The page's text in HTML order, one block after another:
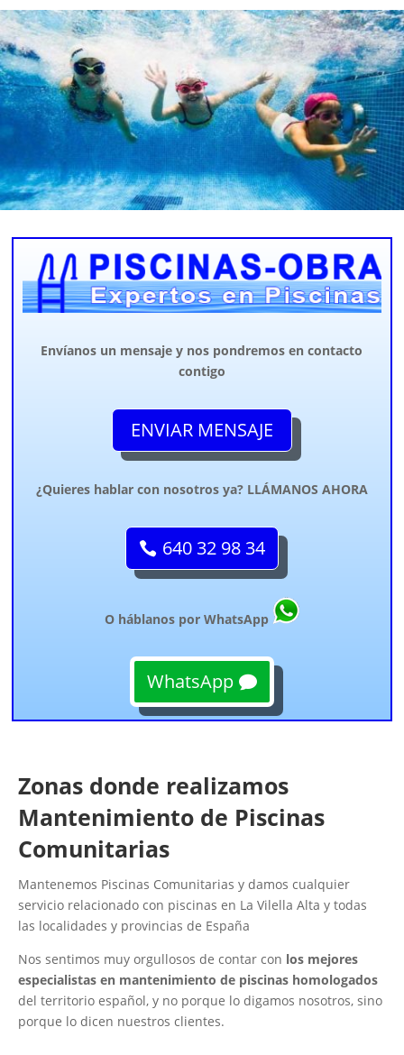
Envíanos un mensaje y nos pondremos en contacto
contigo
ENVIAR MENSAJE
¿Quieres hablar con nosotros ya? LLÁMANOS AHORA
640 32 98 34
O háblanos por WhatsApp
WhatsApp
Zonas donde realizamos
Mantenimiento de Piscinas
Comunitarias
Mantenemos Piscinas Comunitarias y damos cualquier
servicio relacionado con piscinas en La Vilella Alta y todas
las localidades y provincias de España
Nos sentimos muy orgullosos de contar con los mejores
especialistas en mantenimiento de piscinas homologados
del territorio español, y no porque lo digamos nosotros, sino
porque lo dicen nuestros clientes.